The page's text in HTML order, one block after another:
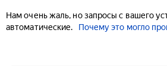
Нам очень жаль, но запросы с вашего
автоматические.
Почему это могло